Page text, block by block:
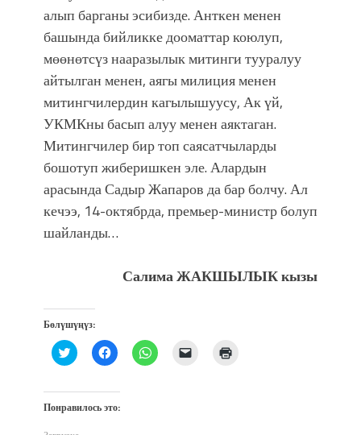
алып барганы эсибизде. Анткен менен
башында бийликке дооматтар коюлуп,
мөөнөтсүз нааразылык митинги тууралуу
айтылган менен,аягы милиция менен
митингчилердин кагылышуусу, Ак үй,
УКМКны басып алуу менен аяктаган.
Митингчилер бир топ саясатчыларды
бошотуп жиберишкен эле. Алардын
арасында Садыр Жапаров да бар болчу. Ал
кечээ, 14-октябрда, премьер-министр болуп
шайланды…
Салима ЖАКШЫЛЫК кызы
Бөлүшүңүз:
Нажмите,
чтобы
Twitter
(Открывается
в
Нажмите,
чтобы
Facebook
(Открывается
в
Нажмите,
чтобы
Послать
ссылку
Понравилось это: